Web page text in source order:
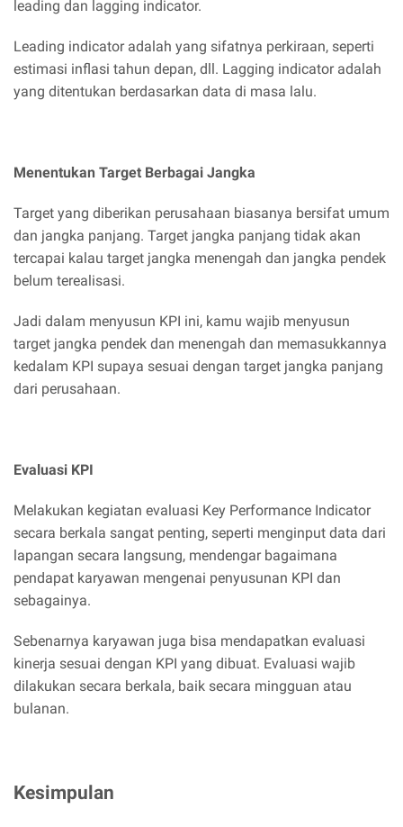
leading dan lagging indicator.
Leading indicator adalah yang sifatnya perkiraan, seperti
estimasi inflasi tahun depan, dll. Lagging indicator adalah
yang ditentukan berdasarkan data di masa lalu.
Menentukan Target Berbagai Jangka
Target yang diberikan perusahaan biasanya bersifat umum
dan jangka panjang. Target jangka panjang tidak akan
tercapai kalau target jangka menengah dan jangka pendek
belum terealisasi.
Jadi dalam menyusun KPI ini, kamu wajib menyusun
target jangka pendek dan menengah dan memasukkannya
kedalam KPI supaya sesuai dengan target jangka panjang
dari perusahaan.
Evaluasi KPI
Melakukan kegiatan evaluasi Key Performance Indicator
secara berkala sangat penting, seperti menginput data dari
lapangan secara langsung, mendengar bagaimana
pendapat karyawan mengenai penyusunan KPI dan
sebagainya.
Sebenarnya karyawan juga bisa mendapatkan evaluasi
kinerja sesuai dengan KPI yang dibuat. Evaluasi wajib
dilakukan secara berkala, baik secara mingguan atau
bulanan.
Kesimpulan